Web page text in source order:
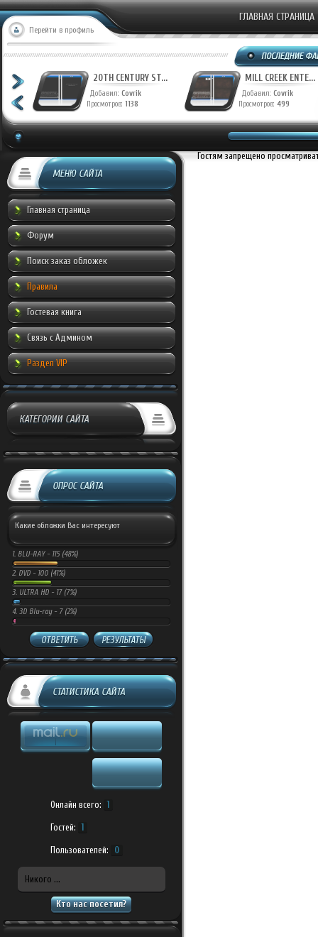
Перейти в профиль
ГЛАВНАЯ СТРАНИЦА
20TH CENTURY ST...
Добавил:Covrik
Просмотров:1138
MILL CREEK ENTE...
Добавил:Covrik
Просмотров:499
МЕНЮ САЙТА
Главная страница
Форум
Поиск заказ обложек
Правила
Гостевая книга
Связь с Админом
Раздел VIP
КАТЕГОРИИ САЙТА
ОПРОС САЙТА
Какие обложки Вас интересуют
1. BLU-RAY - 115 (48%)
2. DVD - 100 (41%)
3. ULTRA HD - 17 (7%)
4. 3D Blu-ray - 7 (2%)
ОТВЕТИТЬ РЕЗУЛЬТАТЫ
СТАТИСТИКА САЙТА
Онлайн всего: 1
Гостей: 1
Пользователей: 0
Никого ...
Кто нас посетил?
Гостям запрещено